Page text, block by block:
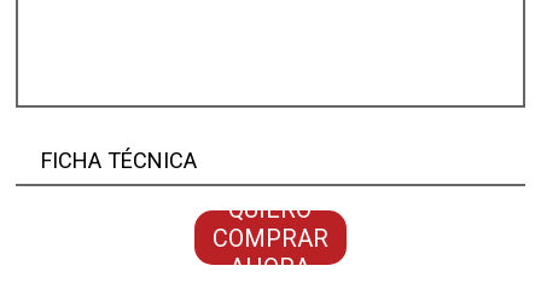
FICHA TÉCNICA
QUIERO
COMPRAR
AHORA